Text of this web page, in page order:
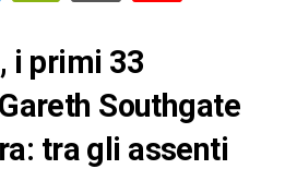
i primi 33
Southgate
tra gli assenti